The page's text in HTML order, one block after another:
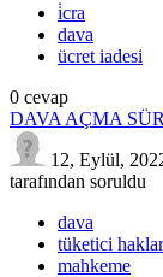
i̇cra
dava
ücret iadesi
0 cevap
DAVA AÇMA
12, Eylül,
tarafından soruldu
dava
tüketici
mahkeme